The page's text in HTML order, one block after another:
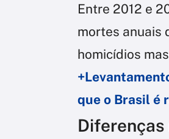
Entre 2012 e
mortes anuais
homicídios
que o Brasil é